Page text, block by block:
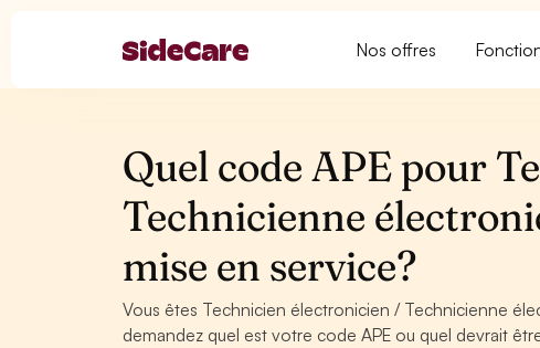
Nos offres
Quel code APE pour
Technicienne
mise en service?
Vous êtes Technicien électronicien / Technicienne
demandez quel est votre code APE ou quel devrait